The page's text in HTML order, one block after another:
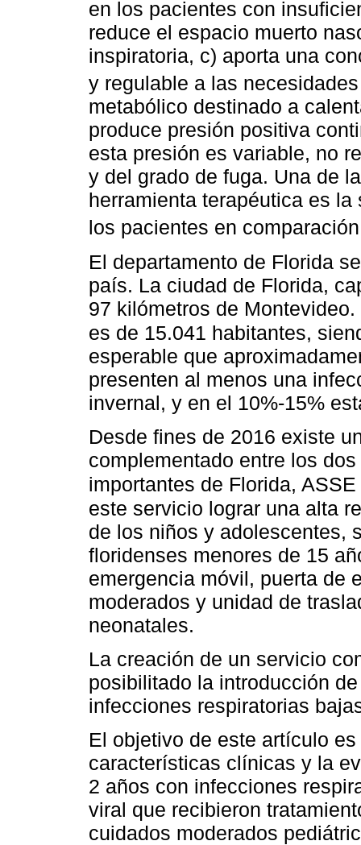
en los pacientes con
reduce el espacio muerto
inspiratoria, c) aporta una
y regulable a las
metabólico destinado a
produce presión positiva
esta presión es variable, no
y del grado de fuga. Una de
herramienta terapéutica es
los pacientes en
El departamento de Florida
país. La ciudad de Florida,
97 kilómetros de
es de 15.041 habitantes,
esperable que
presenten al menos una
invernal, y en el 10%-15%
Desde fines de 2016 existe
complementado entre los
importantes de Florida,
este servicio lograr una alta
de los niños y adolescentes,
floridenses menores de 15
emergencia móvil, puerta de
moderados y unidad de
neonatales.
La creación de un servicio
posibilitado la introducción
infecciones respiratorias
El objetivo de este artículo
características clínicas y la
2 años con infecciones
viral que recibieron
cuidados moderados